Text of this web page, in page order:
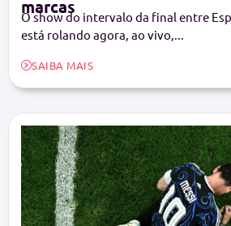
marcas
O show do intervalo da final entre
está rolando agora, ao vivo,...
SAIBA MAIS